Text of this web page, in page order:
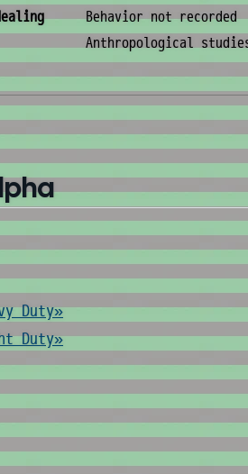
Behavior not recorded
Anthropological
Duty»
Duty»